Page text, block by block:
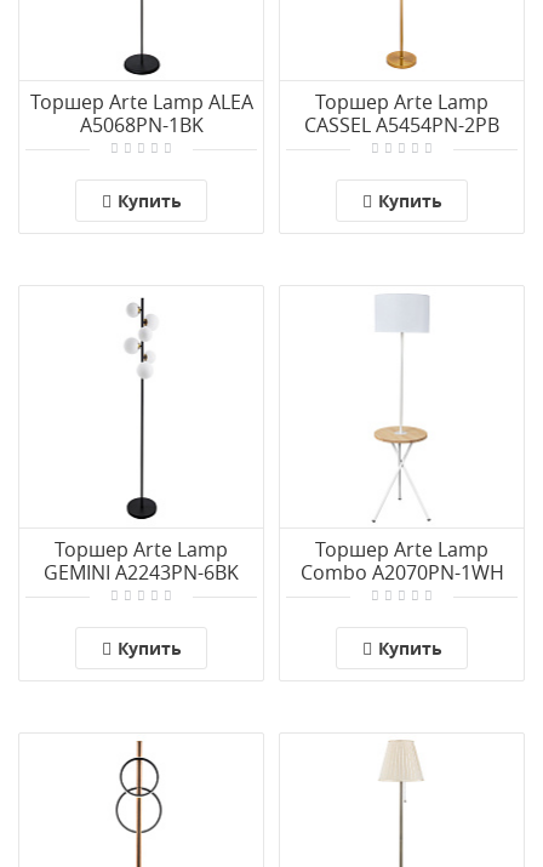
Торшер Arte Lamp ALEA
A5068PN-1BK
Купить
Торшер Arte Lamp
CASSEL A5454PN-2PB
Купить
Торшер Arte Lamp
GEMINI A2243PN-6BK
Купить
Торшер Arte Lamp
Combo A2070PN-1WH
Купить